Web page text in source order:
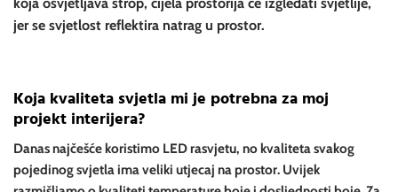
jer se svjetlost reflektira natrag u prostor.
Koja kvaliteta svjetla mi je potrebna za moj
projekt interijera?
Danas najčešće koristimo LED rasvjetu, no kvaliteta svakog
pojedinog svjetla ima veliki utjecaj na prostor. Uvijek